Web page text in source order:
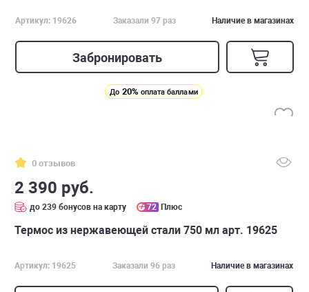
Артикул: 19626 Заказали 97 раз Наличие в магазинах
Забронировать
До 20% оплата баллами
0 отзывов
2 390 руб.
до 239 бонусов на карту 72 Плюс
Термос из нержавеющей стали 750 мл арт. 19625
Артикул: 19625 Заказали 96 раз Наличие в магазинах